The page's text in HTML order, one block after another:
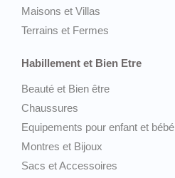
Maisons et Villas
Terrains et Fermes
Habillement et Bien Etre
Beauté et Bien être
Chaussures
Equipements pour enfant et bébé
Montres et Bijoux
Sacs et Accessoires